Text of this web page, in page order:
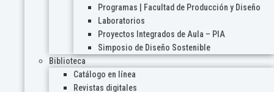
Programas | Facultad de Producción y Diseño
Laboratorios
Proyectos Integrados de Aula – PIA
Simposio de Diseño Sostenible
Biblioteca
Catálogo en línea
Revistas digitales